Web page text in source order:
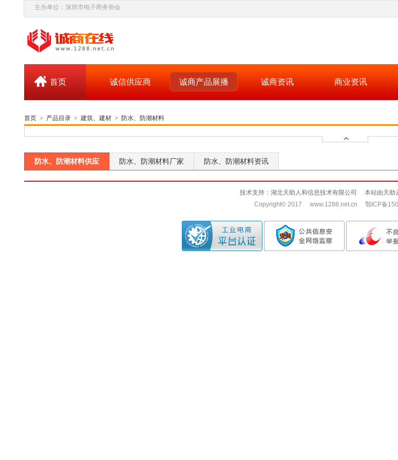
主办单位：深圳市电子商务协会
首页 诚信供应商 诚商产品展播 诚商资讯 商业资讯
首页 > 产品目录 > 建筑、建材 > 防水、防潮材料
防水、防潮材料供应 防水、防潮材料厂家 防水、防潮材料资讯
技术支持：湖北天助人和信息技术有限公司 本站由天助
Copyright© 2017 www.1288.net.cn 鄂ICP备